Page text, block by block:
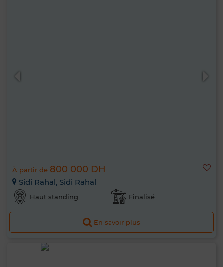
À partir de 800 000 DH
Sidi Rahal, Sidi Rahal
Haut standing Finalisé
En savoir plus